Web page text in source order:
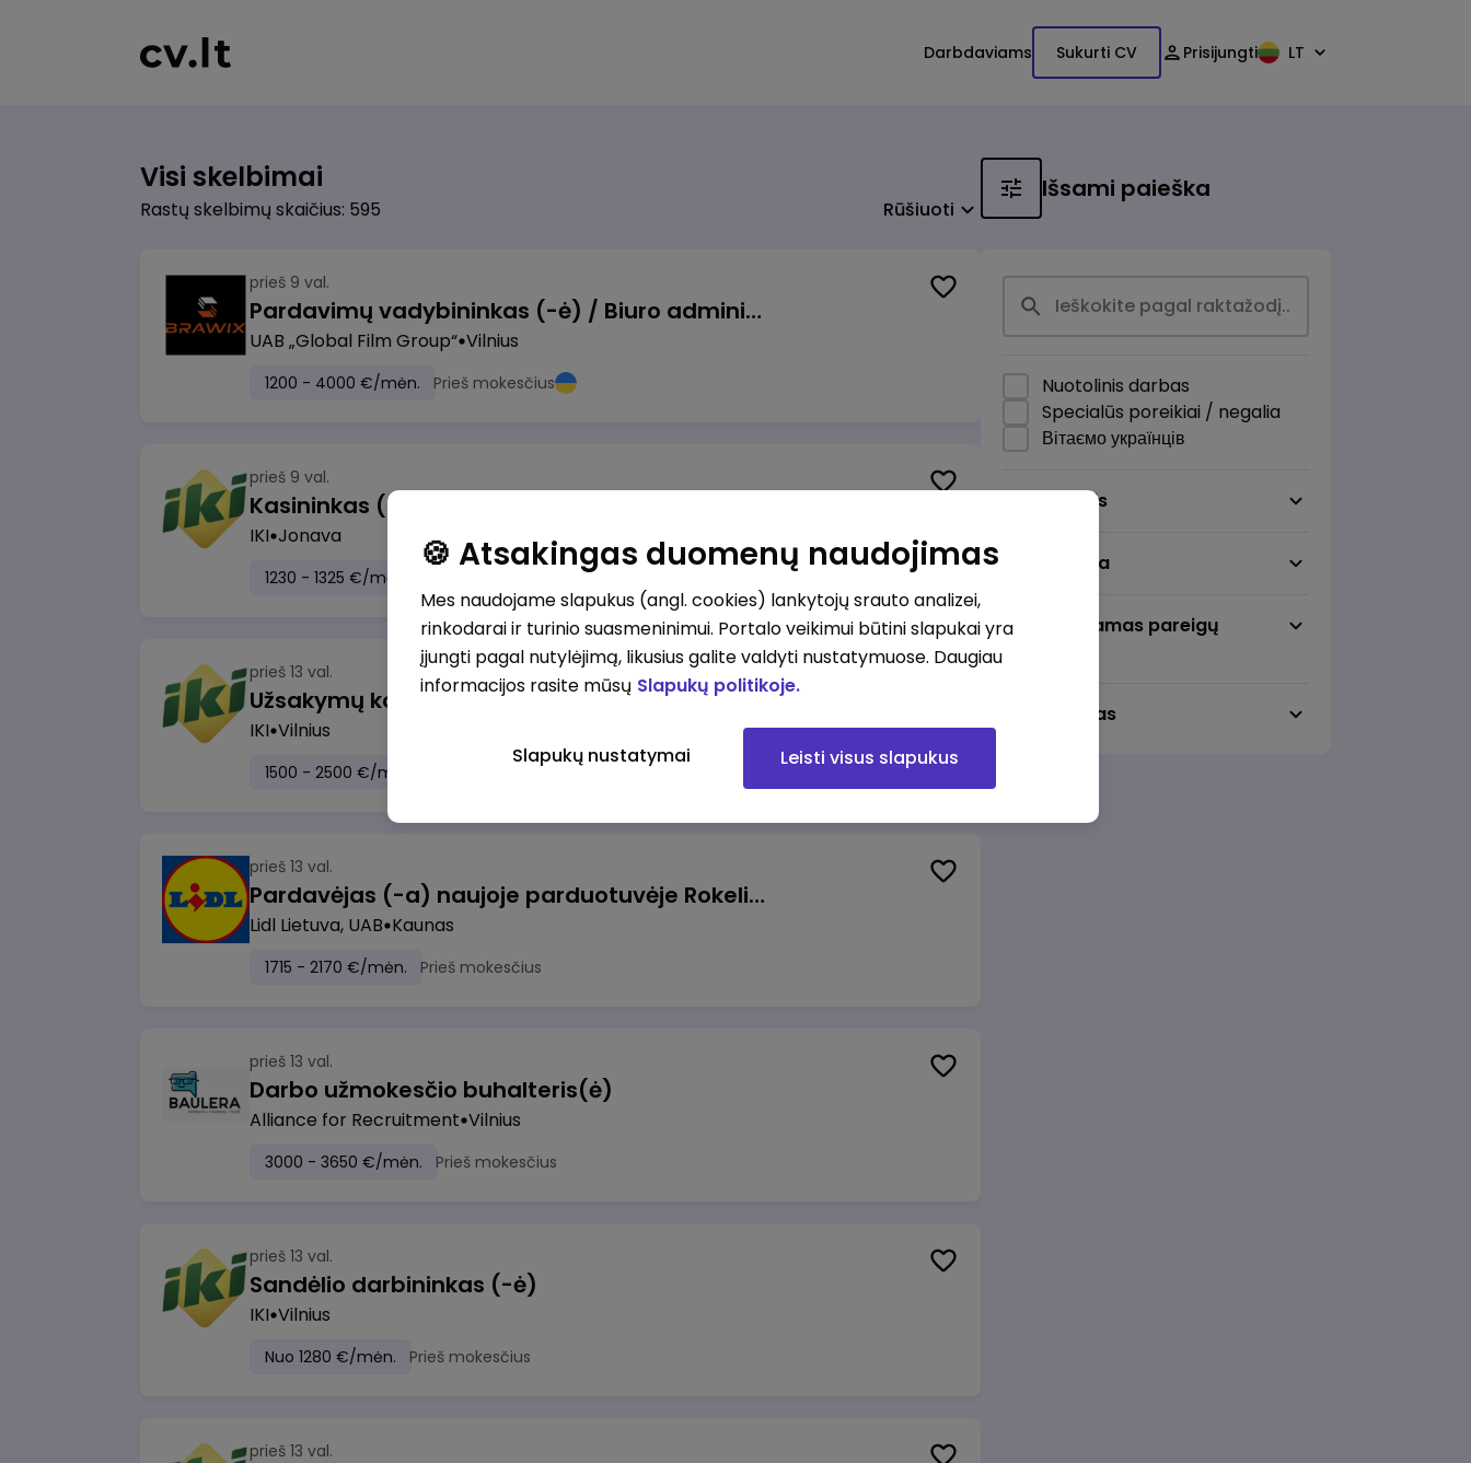
Darbdaviams Sukurti CV Prisijungti LT
Visi skelbimai
Rastų skelbimų skaičius: 595 Rūšiuoti
prieš 9 val.
Pardavimų vadybininkas (-ė) / Biuro administratorius (-ė) (B2B)
UAB „Global Film Group“ Vilnius
1200 - 4000 €/mėn. Prieš mokesčius
prieš 9 val.
IKI Jonava
1230 - 1325 €/mėn.
prieš 13 val.
Užsakymų komplektuotojas (-a) Vilniuje (Gariūnai)
IKI Vilnius
1500 - 2500 €/mėn. Prieš mokesčius
prieš 13 val.
Pardavėjas (-a) naujoje parduotuvėje Rokeliuose (NEMOKAMAS TRANSPORTAS)
Lidl Lietuva, UAB Kaunas
1715 - 2170 €/mėn. Prieš mokesčius
prieš 13 val.
Darbo užmokesčio buhalteris(ė)
Alliance for Recruitment Vilnius
3000 - 3650 €/mėn. Prieš mokesčius
prieš 13 val.
Sandėlio darbininkas (-ė)
IKI Vilnius
Nuo 1280 €/mėn. Prieš mokesčius
prieš 13 val.
Išsami paieška
Nuotolinis darbas
Specialūs poreikiai / negalia
Вітаємо українців
Darbo sritis
Darbo vieta
Pageidaujamas pareigų
Darbo laikas
🍪 Atsakingas duomenų naudojimas
Mes naudojame slapukus (angl. cookies) lankytojų srauto analizei,
rinkodarai ir turinio suasmeninimui. Portalo veikimui būtini slapukai yra
įjungti pagal nutylėjimą, likusius galite valdyti nustatymuose. Daugiau
informacijos rasite mūsų Slapukų politikoje.
Slapukų nustatymai Leisti visus slapukus